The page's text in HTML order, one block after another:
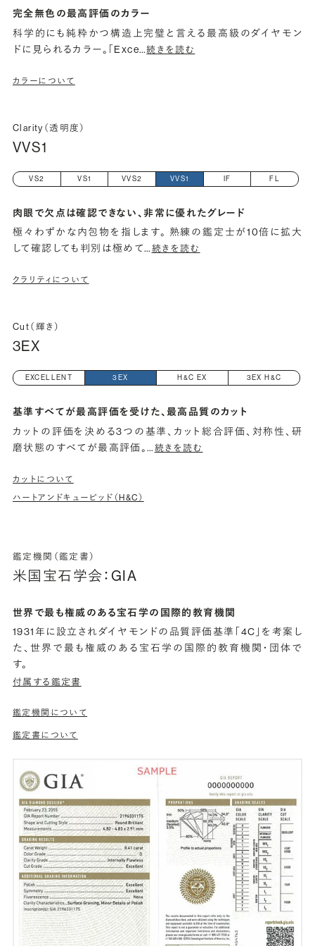
完全無色の最高評価のカラー
科学的にも純粋かつ構造上完璧と言える最高級のダイヤモン
ドに見られるカラー。「Exce…続きを読む
カラーについて
Clarity（透明度）
VVS1
VS2 VS1 VVS2 VVS1 IF FL
肉眼で欠点は確認できない、非常に優れたグレード
極々わずかな内包物を指します。 熟練の鑑定士が10倍に拡大
して確認しても判別は極めて…続きを読む
クラリティについて
Cut（輝き）
3EX
EXCELLENT 3EX H&C EX 3EX H&C
基準すべてが最高評価を受けた、最高品質のカット
カットの評価を決める3つの基準、カット総合評価、対称性、研
磨状態のすべてが最高評価。…続きを読む
カットについて
ハートアンドキューピッド（H&C）
鑑定機関（鑑定書）
米国宝石学会：GIA
世界で最も権威のある宝石学の国際的教育機関
1931年に設立されダイヤモンドの品質評価基準「4C」を考案し
た、世界で最も権威のある宝石学の国際的教育機関・団体で
す。
付属する鑑定書
鑑定機関について
鑑定書について